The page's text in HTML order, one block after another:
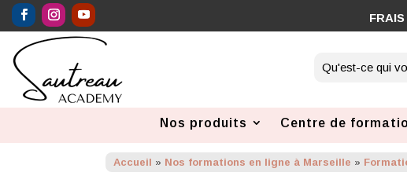
Nos produits Centre de
Accueil » Nos formations en ligne à Marseille »